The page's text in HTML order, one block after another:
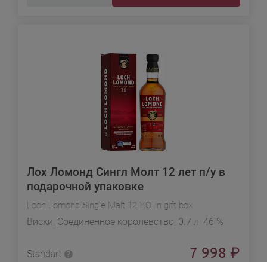
Лох Ломонд Сингл Молт 12 лет п/у в
подарочной упаковке
Loch Lomond Single Malt 12 Y.O. in gift box
Виски, Соединенное королевство, 0.7 л, 46 %
Standart 7 998 ₽